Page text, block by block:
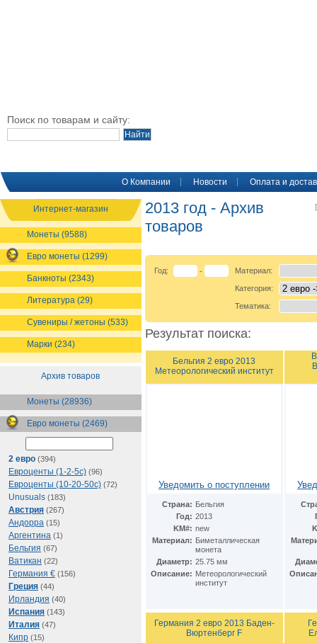
Поиск по товарам и сайту:
O Компании Новости Оплата и
Интернет-магазин
Монеты (9588)
Евро монеты (1299)
Банкноты (2343)
Литература (29)
Сувениры / жетоны (533)
Марки (234)
Архив товаров
Монеты (28936)
Евро монеты (2469)
2 евро (394)
Евроценты (1-2-5с) (96)
Евроценты (10-20-50с) (72)
Unusuals (183)
Австрия (267)
Андорра (15)
Аргентина (1)
Бельгия (67)
Ватикан (22)
Германия € (156)
Греция (44)
Ирландия (40)
Испания (143)
Италия (47)
Кипр (15)
2013 год - Архив
товаров
Год: - Материал:
Категория:
Тематика:
Результат поиска:
Бельгия 2 евро 2013
Метеорологический институт
Уведомить о поступлении
Страна: Бельгия
Год: 2013
KM#: new
Материал: Биметаллическая
монета
Диаметр: 25.75 мм
Описание: Метеорологический
институт
Германия 2 евро 2013 Баден-
Вюртенберг F